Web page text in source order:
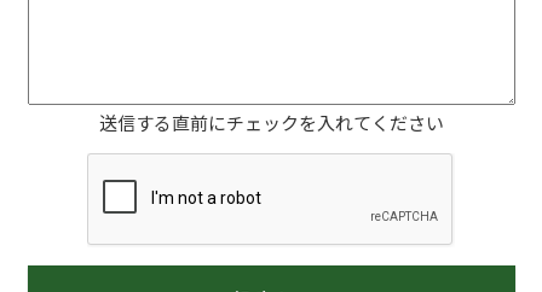
送信する直前にチェックを入れてください